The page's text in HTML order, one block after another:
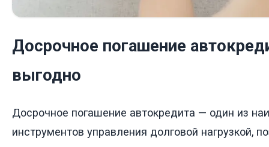
Досрочное погашение
выгодно
Досрочное погашение автокредита — один из
инструментов управления долговой нагрузкой,